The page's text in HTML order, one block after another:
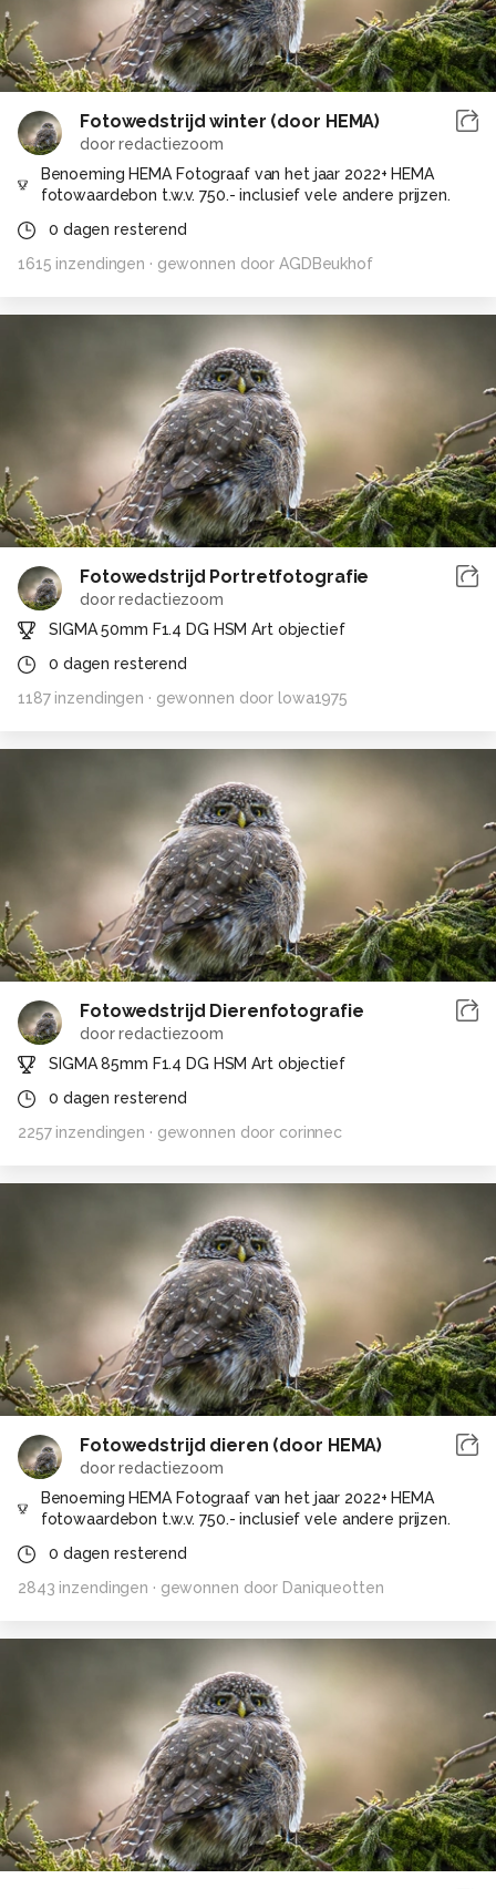
Fotowedstrijd winter (door HEMA)
doorredactiezoom
Benoeming HEMA Fotograaf van het jaar 2022+ HEMA
fotowaardebon t.w.v. 750.- inclusief vele andere prijzen.
0 dagen resterend
1615 inzendingen · gewonnen doorAGDBeukhof
Fotowedstrijd Portretfotografie
doorredactiezoom
SIGMA 50mm F1.4 DG HSM Art objectief
0 dagen resterend
1187inzendingen · gewonnen door lowa1975
Fotowedstrijd Dierenfotografie
doorredactiezoom
SIGMA 85mm F1.4 DG HSM Art objectief
0 dagen resterend
2257inzendingen · gewonnen door corinnec
Fotowedstrijd dieren (door HEMA)
doorredactiezoom
Benoeming HEMA Fotograaf van het jaar 2022+ HEMA
fotowaardebon t.w.v. 750.- inclusief vele andere prijzen.
0 dagen resterend
2843 inzendingen · gewonnen door Daniqueotten